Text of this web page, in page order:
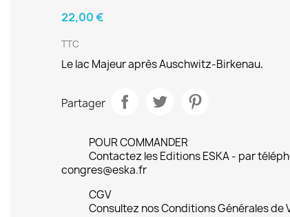
22,00 €
TTC
Le lac Majeur après Auschwitz-Birkenau.
Partager
POUR COMMANDER
Contactez les Editions ESKA - par
congres@eska.fr
CGV
Consultez nos Conditions Générales de